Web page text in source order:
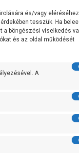
és/vagy
tesszük. Ha
a böngészési viselkedés
és az oldal működését
A